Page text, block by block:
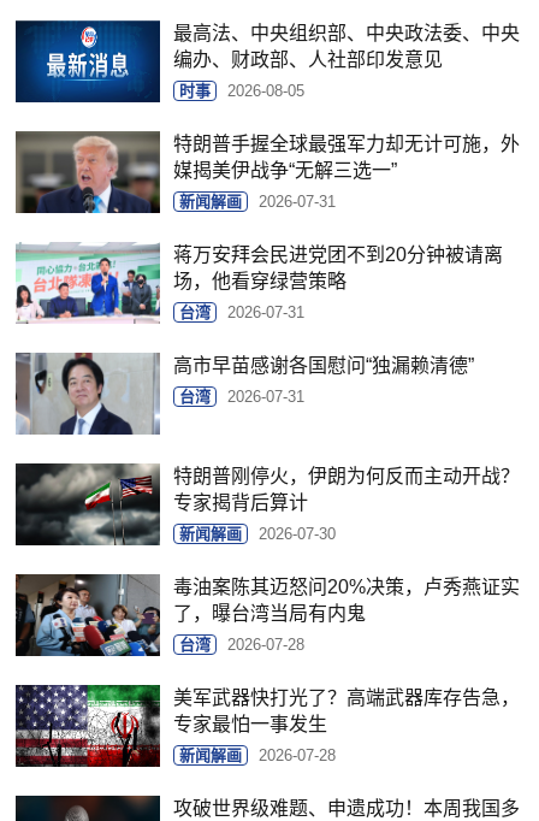
最高法、中央组织部、中央政法委、中央
编办、财政部、人社部印发意见
时事 2026-08-05
特朗普手握全球最强军力却无计可施，外
媒揭美伊战争“无解三选一”
新闻解画 2026-07-31
蒋万安拜会民进党团不到20分钟被请离
场，他看穿绿营策略
台湾 2026-07-31
高市早苗感谢各国慰问“独漏赖清德”
台湾 2026-07-31
特朗普刚停火，伊朗为何反而主动开战？
专家揭背后算计
新闻解画 2026-07-30
毒油案陈其迈怒问20%决策，卢秀燕证实
了，曝台湾当局有内鬼
台湾 2026-07-28
美军武器快打光了？高端武器库存告急，
专家最怕一事发生
新闻解画 2026-07-28
攻破世界级难题、申遗成功！本周我国多